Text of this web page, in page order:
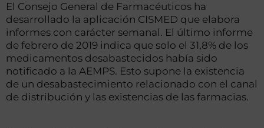
El Consejo General de Farmacéuticos ha
desarrollado la aplicación CISMED que elabora
informes con carácter semanal. El último informe
de febrero de 2019 indica que solo el 31,8% de los
medicamentos desabastecidos había sido
notificado a la AEMPS. Esto supone la existencia
de un desabastecimiento relacionado con el canal
de distribución y las existencias de las farmacias.